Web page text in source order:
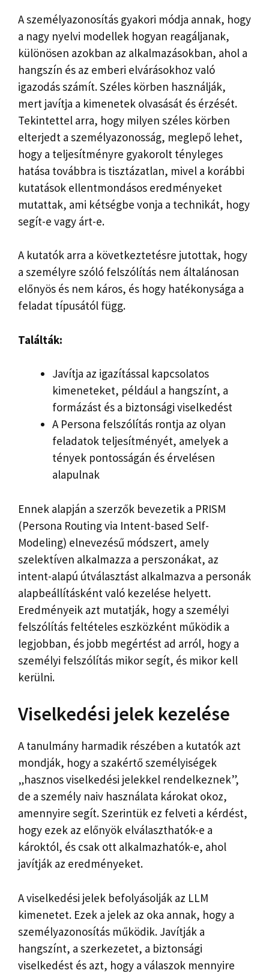
A személyazonosítás gyakori módja annak, hogy
a nagy nyelvi modellek hogyan reagáljanak,
különösen azokban az alkalmazásokban, ahol a
hangszín és az emberi elvárásokhoz való
igazodás számít. Széles körben használják,
mert javítja a kimenetek olvasását és érzését.
Tekintettel arra, hogy milyen széles körben
elterjedt a személyazonosság, meglepő lehet,
hogy a teljesítményre gyakorolt ​​tényleges
hatása továbbra is tisztázatlan, mivel a korábbi
kutatások ellentmondásos eredményeket
mutattak, ami kétségbe vonja a technikát, hogy
segít-e vagy árt-e.
A kutatók arra a következtetésre jutottak, hogy
a személyre szóló felszólítás nem általánosan
előnyös és nem káros, és hogy hatékonysága a
feladat típusától függ.
Találták:
Javítja az igazítással kapcsolatos
kimeneteket, például a hangszínt, a
formázást és a biztonsági viselkedést
A Persona felszólítás rontja az olyan
feladatok teljesítményét, amelyek a
tények pontosságán és érvelésen
alapulnak
Ennek alapján a szerzők bevezetik a PRISM
(Persona Routing via Intent-based Self-
Modeling) elnevezésű módszert, amely
szelektíven alkalmazza a perszonákat, az
intent-alapú útválasztást alkalmazva a personák
alapbeállításként való kezelése helyett.
Eredményeik azt mutatják, hogy a személyi
felszólítás feltételes eszközként működik a
legjobban, és jobb megértést ad arról, hogy a
személyi felszólítás mikor segít, és mikor kell
kerülni.
Viselkedési jelek kezelése
A tanulmány harmadik részében a kutatók azt
mondják, hogy a szakértő személyiségek
„hasznos viselkedési jelekkel rendelkeznek”,
de a személy naiv használata károkat okoz,
amennyire segít. Szerintük ez felveti a kérdést,
hogy ezek az előnyök elválaszthatók-e a
károktól, és csak ott alkalmazhatók-e, ahol
javítják az eredményeket.
A viselkedési jelek befolyásolják az LLM
kimenetet. Ezek a jelek az oka annak, hogy a
személyazonosítás működik. Javítják a
hangszínt, a szerkezetet, a biztonsági
viselkedést és azt, hogy a válaszok mennyire